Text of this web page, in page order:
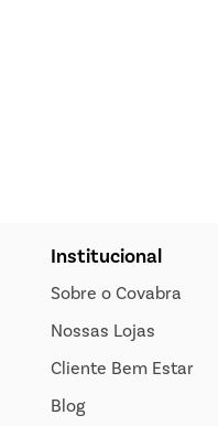
Institucional
Sobre o Covabra
Nossas Lojas
Cliente Bem Estar
Blog